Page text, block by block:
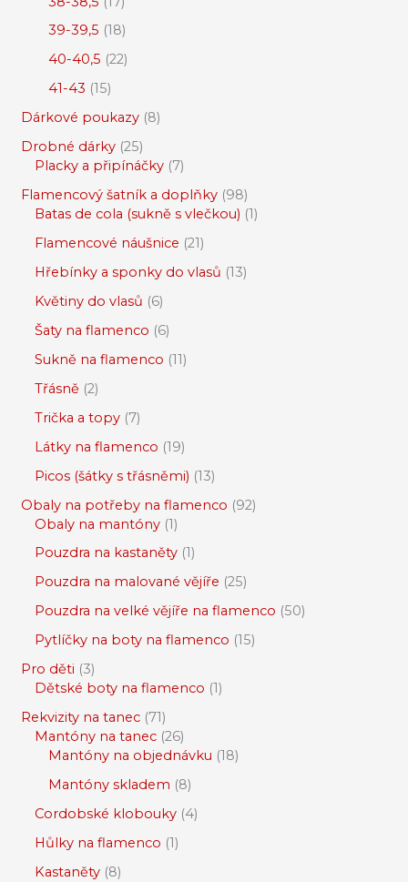
39-39,5 18
40-40,5 22
41-43 15
Dárkové poukazy 8
Drobné dárky 25
Placky a připínáčky 7
Flamencový šatník a doplňky 98
Batas de cola (sukně s vlečkou) 1
Flamencové náušnice 21
Hřebínky a sponky do vlasů 13
Květiny do vlasů 6
Šaty na flamenco 6
Sukně na flamenco 11
Třásně 2
Trička a topy 7
Látky na flamenco 19
Picos (šátky s třásněmi) 13
Obaly na potřeby na flamenco 92
Obaly na mantóny 1
Pouzdra na kastaněty 1
Pouzdra na malované vějíře 25
Pouzdra na velké vějíře na flamenco 50
Pytlíčky na boty na flamenco 15
Pro děti 3
Dětské boty na flamenco 1
Rekvizity na tanec 71
Mantóny na tanec 26
Mantóny na objednávku 18
Mantóny skladem 8
Cordobské klobouky 4
Hůlky na flamenco 1
Kastaněty 8